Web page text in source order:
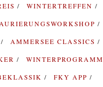
WINTERTREFFEN
AMMERSEE CLASSICS
WINTERPROGRAMM
FKY APP